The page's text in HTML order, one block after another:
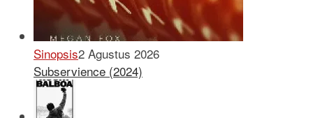
Sinopsis2 Agustus 2026
Subservience (2024)